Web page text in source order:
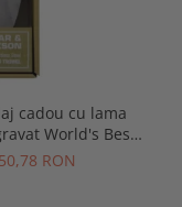
cadou cu lama
World's Best
& Jackson
RON